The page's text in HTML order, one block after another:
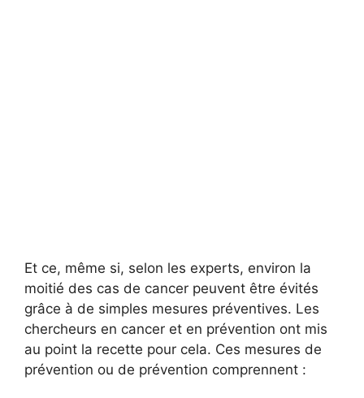
Et ce, même si, selon les experts, environ la
moitié des cas de cancer peuvent être évités
grâce à de simples mesures préventives. Les
chercheurs en cancer et en prévention ont mis
au point la recette pour cela. Ces mesures de
prévention ou de prévention comprennent :